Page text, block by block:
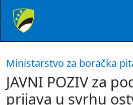
Ministarstvo za boračka
JAVNI POZIV za
prijava u svrhu